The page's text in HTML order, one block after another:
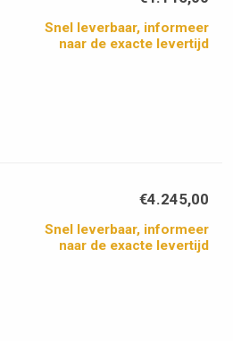
Snel leverbaar, informeer
naar de exacte levertijd
€4.245,00
Snel leverbaar, informeer
naar de exacte levertijd